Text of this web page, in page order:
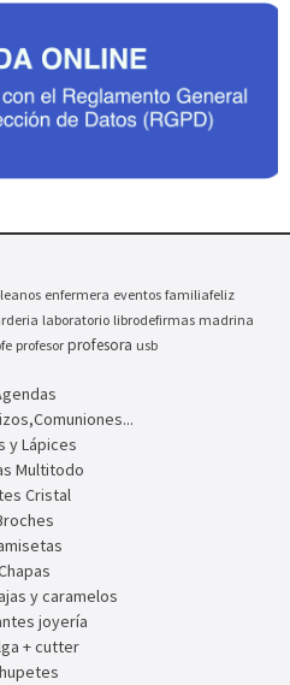
enfermera eventos familiafeliz
laboratorio librodefirmas madrina
profesor profesora usb
y Lápices
Multitodo
Cristal
y caramelos
joyería
+ cutter